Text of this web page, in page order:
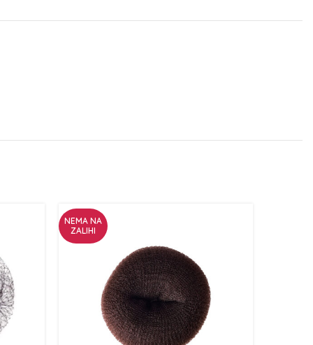
NEMA NA
ZALIHI